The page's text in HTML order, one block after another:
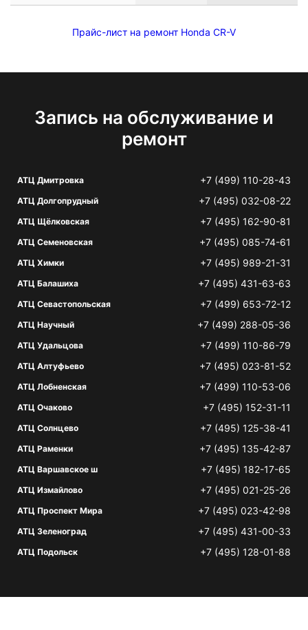
Прайс-лист на ремонт Honda CR-V
Запись на обслуживание и
ремонт
АТЦ Дмитровка +7 (499) 110-28-43
АТЦ Долгопрудный +7 (495) 032-08-22
АТЦ Щёлковская +7 (495) 162-90-81
АТЦ Семеновская +7 (495) 085-74-61
АТЦ Химки +7 (495) 989-21-31
АТЦ Балашиха +7 (495) 431-63-63
АТЦ Севастопольская +7 (499) 653-72-12
АТЦ Научный +7 (499) 288-05-36
АТЦ Удальцова +7 (499) 110-86-79
АТЦ Алтуфьево +7 (495) 023-81-52
АТЦ Лобненская +7 (499) 110-53-06
АТЦ Очаково +7 (495) 152-31-11
АТЦ Солнцево +7 (495) 125-38-41
АТЦ Раменки +7 (495) 135-42-87
АТЦ Варшавское ш +7 (495) 182-17-65
АТЦ Измайлово +7 (495) 021-25-26
АТЦ Проспект Мира +7 (495) 023-42-98
АТЦ Зеленоград +7 (495) 431-00-33
АТЦ Подольск +7 (495) 128-01-88